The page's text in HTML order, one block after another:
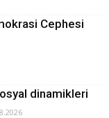
Cephesi
dinamikleri